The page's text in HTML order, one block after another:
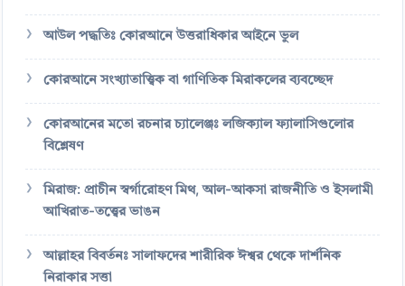
আউল পদ্ধতিঃ কোরআনে উত্তরাধিকার আইনে ভুল
কোরআনে সংখ্যাতাত্ত্বিক বা গাণিতিক মিরাকলের ব্যবচ্ছেদ
কোরআনের মতো রচনার চ্যালেঞ্জঃ লজিক্যাল ফ্যালাসিগুলোর
বিশ্লেষণ
মিরাজ: প্রাচীন স্বর্গারোহণ মিথ, আল-আকসা রাজনীতি ও ইসলামী
আখিরাত-তত্ত্বের ভাঙন
আল্লাহর বিবর্তনঃ সালাফদের শারীরিক ঈশ্বর থেকে দার্শনিক
নিরাকার সত্তা